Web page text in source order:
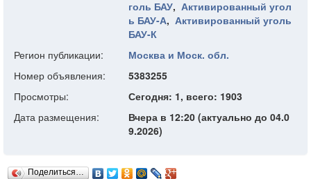
голь БАУ, Активированный угол
ь БАУ-А, Активированный уголь
БАУ-К
Регион публикации:
Москва и Моск. обл.
Номер объявления:
5383255
Просмотры:
Сегодня: 1, всего: 1903
Дата размещения:
Вчера в 12:20 (актуально до 04.0
9.2026)
Поделиться…